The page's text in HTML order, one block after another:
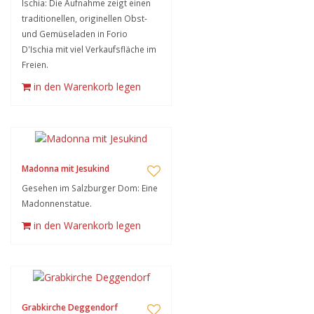
Ischia: Die Aufnahme zeigt einen
traditionellen, originellen Obst-
und Gemüseladen in Forio
D'Ischia mit viel Verkaufsfläche im
Freien.
in den Warenkorb legen
Madonna mit Jesukind
Gesehen im Salzburger Dom: Eine
Madonnenstatue.
in den Warenkorb legen
Grabkirche Deggendorf